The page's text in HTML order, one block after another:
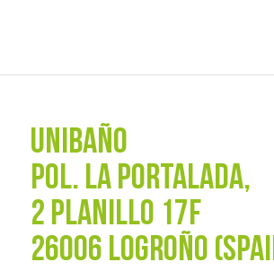
UNIBAÑO
POL. La Portalada,
2 PLANILLO 17F
26006 LOGROÑO